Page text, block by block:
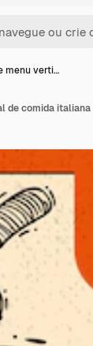
menu verti…
de comida italiana